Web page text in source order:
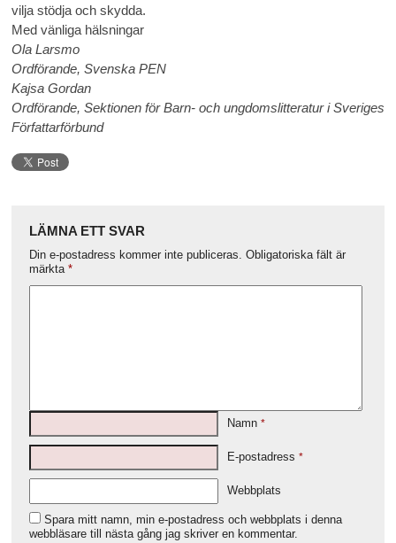
vilja stödja och skydda.
Med vänliga hälsningar
Ola Larsmo
Ordförande, Svenska PEN
Kajsa Gordan
Ordförande, Sektionen för Barn- och ungdomslitteratur i Sveriges
Författarförbund
LÄMNA ETT SVAR
Din e-postadress kommer inte publiceras. Obligatoriska fält är
märkta *
Namn *
E-postadress *
Webbplats
Spara mitt namn, min e-postadress och webbplats i denna
webbläsare till nästa gång jag skriver en kommentar.